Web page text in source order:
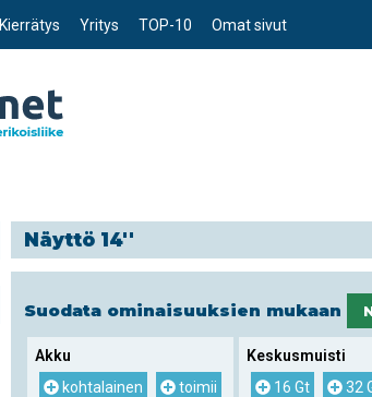
Kierrätys Yritys TOP-10 Omat sivut
Näyttö 14''
Suodata ominaisuuksien mukaan
Akku
kohtalainen
toimii
Keskusmuisti
16 Gt
32